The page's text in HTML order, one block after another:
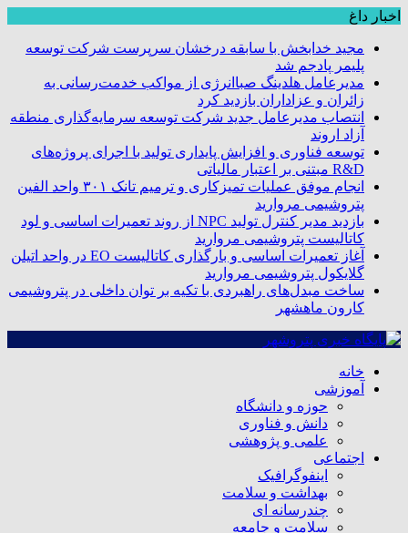
اخبار داغ
مجید خدابخش با سابقه درخشان سرپرست شرکت توسعه
پلیمر پادجم شد
مدیرعامل هلدینگ صباانرژی از مواکب خدمت‌رسانی به
زائران و عزاداران بازدید کرد
انتصاب مدیرعامل جدید شرکت توسعه سرمایه‌گذاری منطقه
آزاد اروند
توسعه فناوری و افزایش پایداری تولید با اجرای پروژه‌های
R&D مبتنی بر اعتبار مالیاتی
انجام موفق عملیات تمیزکاری و ترمیم تانک ۳۰۱ واحد الفین
پتروشیمی مروارید
بازدید مدیر کنترل تولید NPC از روند تعمیرات اساسی و لود
کاتالیست پتروشیمی مروارید
آغاز تعمیرات اساسی و بارگذاری کاتالیست EO در واحد اتیلن
گلایکول پتروشیمی مروارید
ساخت مبدل‌های راهبردی با تکیه بر توان داخلی در پتروشیمی
کارون ماهشهر
خانه
آموزشی
حوزه و دانشگاه
دانش و فناوری
علمی و پژوهشی
اجتماعی
اینفوگرافیک
بهداشت و سلامت
چندرسانه ای
سلامت و جامعه